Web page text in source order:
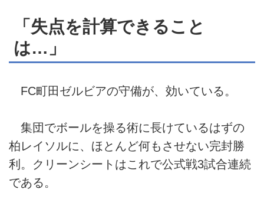
「失点を計算できること
は…」
FC町田ゼルビアの守備が、効いている。
集団でボールを操る術に長けているはずの
柏レイソルに、ほとんど何もさせない完封勝
利。クリーンシートはこれで公式戦3試合連続
である。